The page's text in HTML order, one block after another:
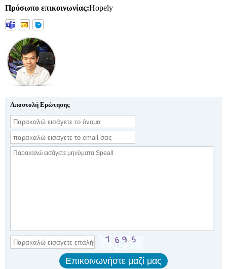
Πρόσωπο επικοινωνίας:Hopely
Αποστολή Ερώτησης